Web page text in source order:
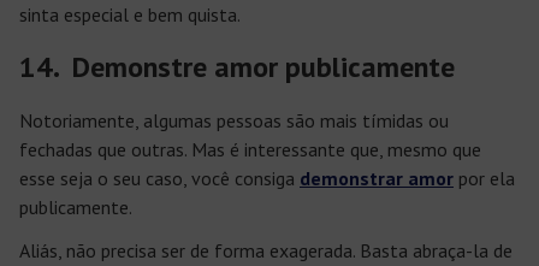
sinta especial e bem quista.
14. Demonstre amor publicamente
Notoriamente, algumas pessoas são mais tímidas ou
fechadas que outras. Mas é interessante que, mesmo que
esse seja o seu caso, você consiga demonstrar amor por ela
publicamente.
Aliás, não precisa ser de forma exagerada. Basta abraça-la de